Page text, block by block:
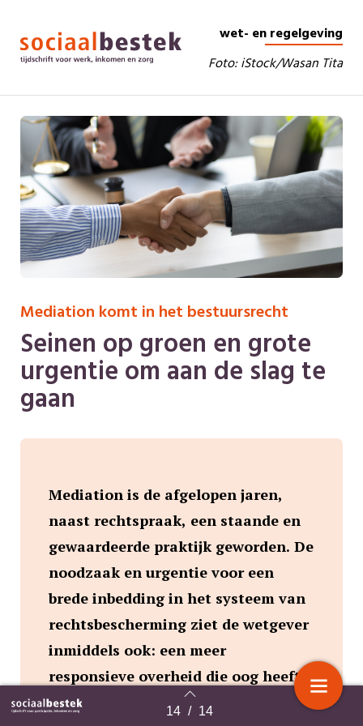
Terug naar overzicht 14 / 14
wet- en regelgeving
Foto: iStock/Wasan Tita
Mediation komt in het bestuursrecht
Seinen op groen en grote
urgentie om aan de slag te
gaan
Mediation is de afgelopen jaren,
naast rechtspraak, een staande en
gewaardeerde praktijk geworden. De
noodzaak en urgentie voor een
brede inbedding in het systeem van
rechtsbescherming ziet de wetgever
inmiddels ook: een meer
responsieve overheid die oog heeft
voor de menselijke maat. Hoog tijd